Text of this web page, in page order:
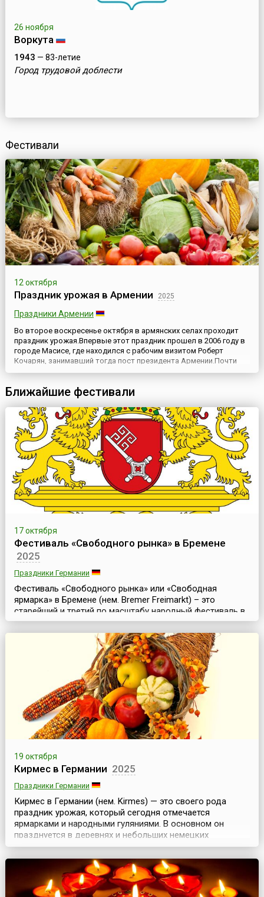
26 ноября
Воркута
1943 — 83-летие
Город трудовой доблести
Фестивали
12 октября
Праздник урожая в Армении 2025
Праздники Армении
Во второе воскресенье октября в армянских селах проходит
праздник урожая.Впервые этот праздник прошел в 2006 году в
городе Масисе, где находился с рабочим визитом Роберт
Кочарян, занимавший тогда пост президента Армении.Почти
сотня накрытых столов ломилась от изобилия: корзины с
деликатесы (икра армянская, ишхановая), напитки, молочная ...
Ближайшие фестивали
17 октября
Фестиваль «Свободного рынка» в Бремене
2025
Праздники Германии
Фестиваль «Свободного рынка» или «Свободная
ярмарка» в Бремене (нем. Bremer Freimarkt) – это
старейший и третий по масштабу народный фестиваль в
Германии. Он традиционно проходит во второй половине
октября и продолжается 17 дней.В древнем немецком
городе Бремене, городе с богатой историей, проходит
бесчисленное множество фестивалей и городских
праздников, о его театрах известно далеко даже за ...
19 октября
Кирмес в Германии 2025
Праздники Германии
Кирмес в Германии (нем. Kirmes) — это своего рода
праздник урожая, который сегодня отмечается
ярмарками и народными гуляниями. В основном он
празднуется в деревнях и небольших немецких
городках.Праздник начинается с откапывания Кирмеса,
соломенного чучела с бутылочкой шнапса, которого
закапывают в землю за две недели до этого дня. Затем
чучело торжественно несут через всю деревню к
украшен...